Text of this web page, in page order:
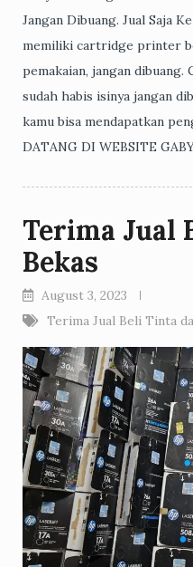
Jangan Dibuang. Jual Saja
memiliki cartridge printer
pemakaian, jangan
sudah habis isinya jangan
kamu bisa mendapatkan
DATANG DI WEBSITE
Terima Jual
Bekas
August 3, 2023
Terima Jual Beli Tinta